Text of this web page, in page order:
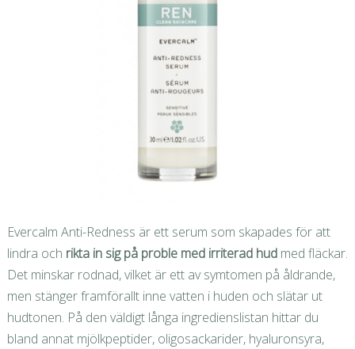
Evercalm Anti-Redness är ett serum som skapades för att
lindra och rikta in sig på proble med irriterad hud med fläckar.
Det minskar rodnad, vilket är ett av symtomen på åldrande,
men stänger framförallt inne vatten i huden och slätar ut
hudtonen. På den väldigt långa ingredienslistan hittar du
bland annat mjölkpeptider, oligosackarider, hyaluronsyra,